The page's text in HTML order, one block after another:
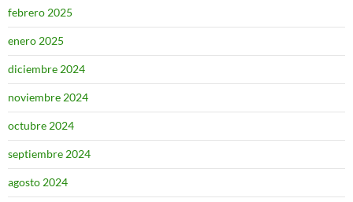
febrero 2025
enero 2025
diciembre 2024
noviembre 2024
octubre 2024
septiembre 2024
agosto 2024